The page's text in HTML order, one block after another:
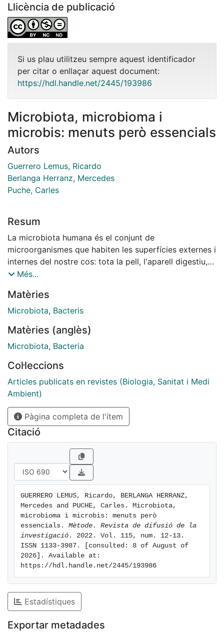
Llicència de publicació
Si us plau utilitzeu sempre aquest identificador
per citar o enllaçar aquest document:
https://hdl.handle.net/2445/193986
Microbiota, microbioma i
microbis: menuts però essencials
Autors
Guerrero Lemus, Ricardo
Berlanga Herranz, Mercedes
Puche, Carles
Resum
La microbiota humana és el conjunt de
microorganismes que habiten les superfícies externes i
internes del nostre cos: tota la pell, l'aparell digestiu,
inclosa la boca, i l'aparell genitourinari. Aquests
ventre matern, principalment a partir del part, quan
entrem en contacte amb el medi extern: el cos de la
Més...
Matèries
Microbiota, Bacteris
Matèries (anglès)
Microbiota, Bacteria
Col·leccions
Articles publicats en revistes (Biologia, Sanitat i Medi
Ambient)
Pàgina completa de l'ítem
Citació
GUERRERO LEMUS, Ricardo, BERLANGA HERRANZ,
Mercedes and PUCHE, Carles. Microbiota,
microbioma i microbis: menuts però
essencials. Mètode. Revista de difusió de la
investigació . 2022. Vol. 115, num. 12-13.
ISSN 1133-3987. [consulted: 8 of August of
2026]. Available at:
https://hdl.handle.net/2445/193986
Estadístiques
Exportar metadades